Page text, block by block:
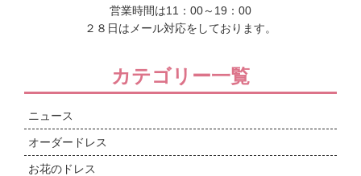
営業時間は11：00～19：00
２８日はメール対応をしております。
カテゴリー一覧
ニュース
オーダードレス
お花のドレス